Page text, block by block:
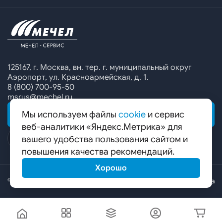
Сбор коммерческих предложений
Специальные предложения
Калькулятор металла
Ижсталь
Уральская кузница
Белорецкий металлургический комбинат
Гурьевский филиал ЧМК
125167, г. Москва, вн. тер. г. муниципальный округ
Аэропорт, ул. Красноармейская, д. 1.
8 (800) 700-95-50
msrus@mechel.ru
ОБРАТНАЯ СВЯЗЬ
© ООО «Мечел-Сервис», 2026 Карта сайта
Мы используем файлы cookie и сервис
веб-аналитики «Яндекс.Метрика» для
вашего удобства пользования сайтом и
повышения качества рекомендаций.
Хорошо